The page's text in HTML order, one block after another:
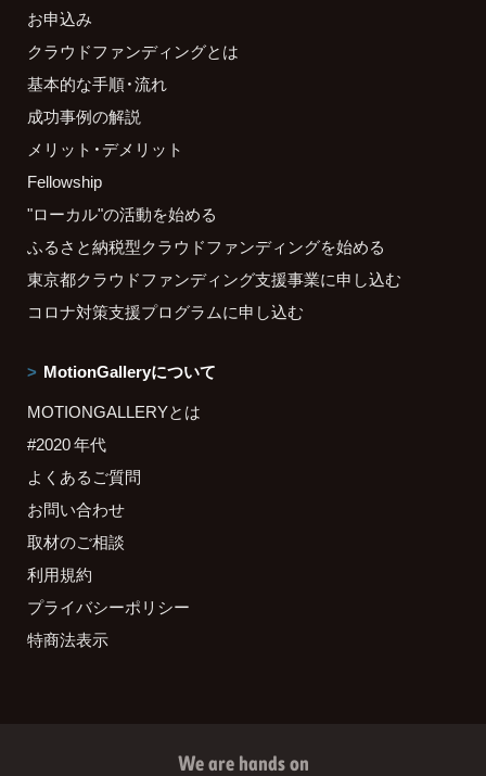
お申込み
クラウドファンディングとは
基本的な手順・流れ
成功事例の解説
メリット・デメリット
Fellowship
"ローカル"の活動を始める
ふるさと納税型クラウドファンディングを始める
東京都クラウドファンディング支援事業に申し込む
コロナ対策支援プログラムに申し込む
MotionGalleryについて
MOTIONGALLERYとは
#2020 年代
よくあるご質問
お問い合わせ
取材のご相談
利用規約
プライバシーポリシー
特商法表示
We are hands on